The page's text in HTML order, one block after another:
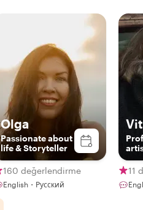
Olga
Passionate about
life & Storyteller
160 değerlendirme
English・Русский
11